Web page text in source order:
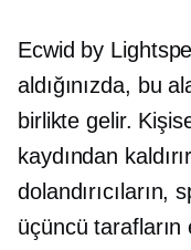
Ecwid by
aldığınızda, bu
birlikte gelir.
kaydından
üçüncü tarafların